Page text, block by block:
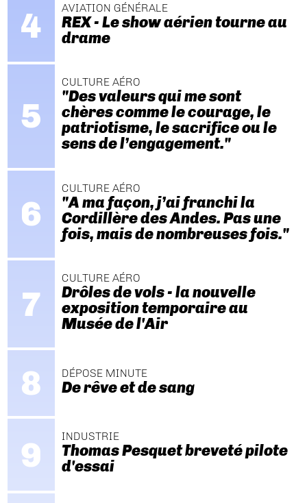
AVIATION GÉNÉRALE
REX - Le show aérien tourne au
drame
CULTURE AÉRO
"Des valeurs qui me sont
chères comme le courage, le
patriotisme, le sacrifice ou le
sens de l’engagement."
CULTURE AÉRO
"A ma façon, j’ai franchi la
Cordillère des Andes. Pas une
fois, mais de nombreuses fois."
CULTURE AÉRO
Drôles de vols - la nouvelle
exposition temporaire au
Musée de l'Air
DÉPOSE MINUTE
De rêve et de sang
INDUSTRIE
Thomas Pesquet breveté pilote
d'essai